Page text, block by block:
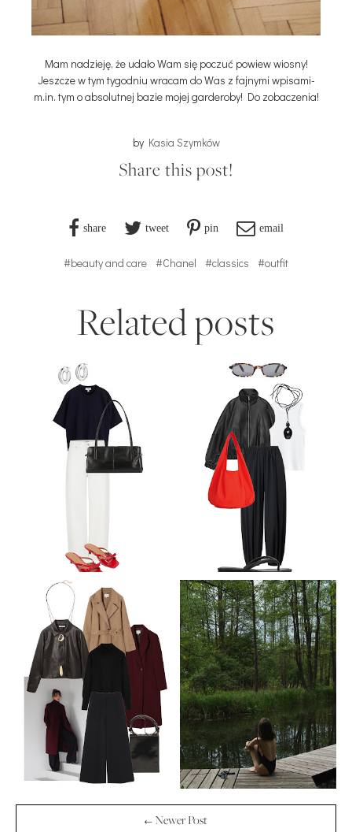
Mam nadzieję, że udało Wam się poczuć powiew wiosny!
Jeszcze w tym tygodniu wracam do Was z fajnymi wpisami-
m.in. tym o absolutnej bazie mojej garderoby! Do zobaczenia!
by Kasia Szymków
Share this post!
share tweet pin email
#beauty and care #Chanel #classics #outfit
Related posts
← Newer Post